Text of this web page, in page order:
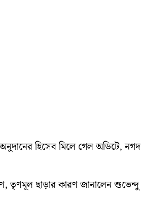
হিসেব মিলে গেল অডিটে, নগদ
তৃণমূল ছাড়ার কারণ জানালেন শুভেন্দু